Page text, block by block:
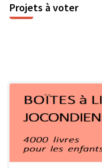
Projets à voter